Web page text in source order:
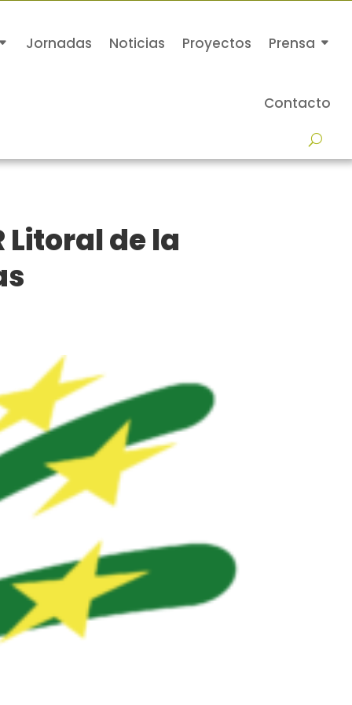
Jornadas Noticias Proyectos Prensa
Contacto
de la